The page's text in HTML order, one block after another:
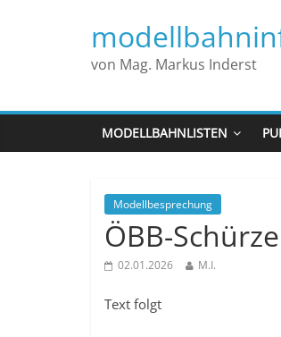
von Mag. Markus Inderst
MODELLBAHNLISTEN
Modellbesprechung
ÖBB-
02.01.2026 M.I.
Text folgt